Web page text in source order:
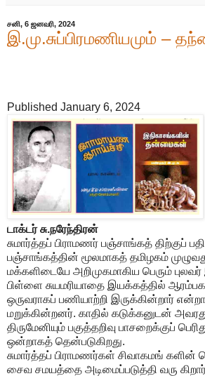
சனி, 6 ஜனவரி, 2024
இ.மு.சுப்பிரமணியமும் –
Published January 6, 2024
டாக்டர் சு.நரேந்திரன்
சுமார்த்தப் பிராமணர் பஞ்சாங்கத் திற்குப்
பஞ்சாங்கத்தின் மூலமாகத் தமிழகம்
மக்களிடையே அறிமுகமாகிய பெரும் புலவர்
பிள்ளை சுயமரியாதை இயக்கத்தில்
ஒருவராகப் பணியாற்றி இருக்கின்றார்
மறுக்கின்றனர். காதில் கடுக்கனுடன்
திருமேனியும் பகுத்தறிவு பாசறைக்குப்
ஒன்றாகத் தென்படுகிறது.
சுமார்த்தப் பிராமணர்கள் சிவாகமங் களின்
சைவ சமயத்தை அடிமைப்படுத்தி வரு